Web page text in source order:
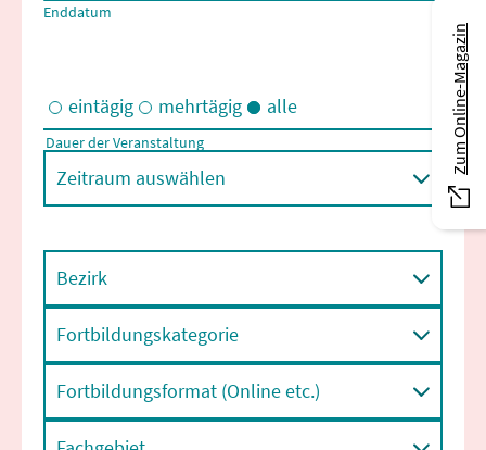
Enddatum
Eintägige und/oder mehrtägige Veranstaltungen
eintägig mehrtägig alle
Dauer der Veranstaltung
Zeitraum auswählen
Bezirk
Fortbildungskategorie
Fortbildungsformat (Online etc.)
Zum Online-Magazin